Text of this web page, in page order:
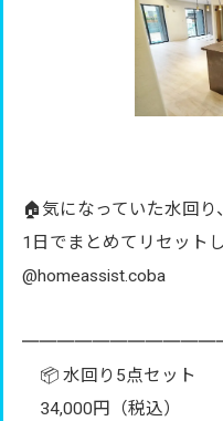
🏠気になっていた水回り、
1日でまとめてリセット
@homeassist.coba
📦 水回り5点セット
34,000円（税込）